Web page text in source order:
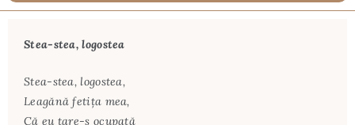
Stea-stea, logostea
Stea-stea, logostea,
Leagănă fetiţa mea,
Că eu tare-s ocupată